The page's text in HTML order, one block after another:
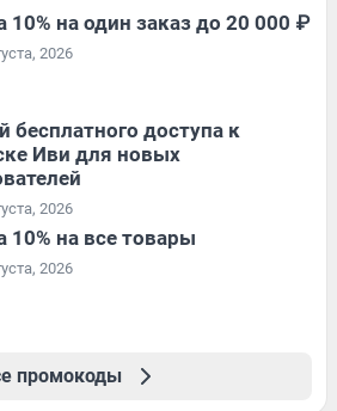
10% на один заказ до 20 000 ₽
2026
бесплатного доступа к
Иви для новых
2026
10% на все товары
2026
промокоды